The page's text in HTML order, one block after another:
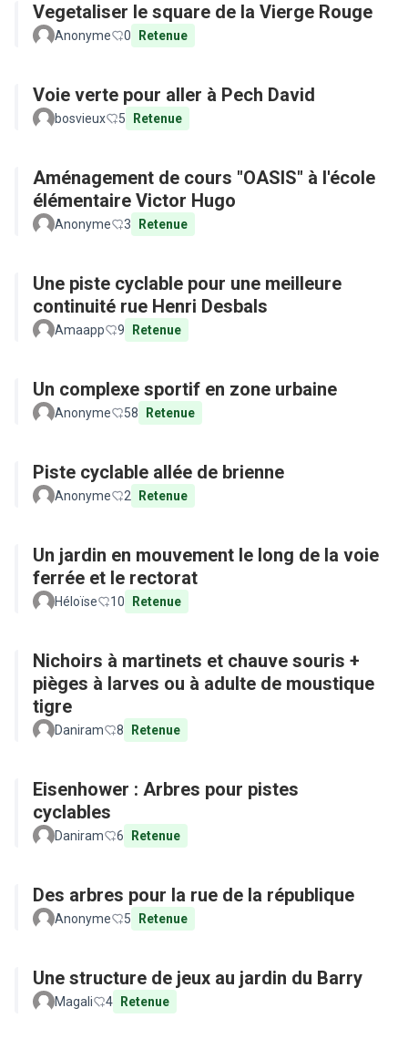
Vegetaliser le square de la Vierge Rouge
Anonyme 0 Retenue
Voie verte pour aller à Pech David
bosvieux 5 Retenue
Aménagement de cours "OASIS" à l'école
élémentaire Victor Hugo
Anonyme 3 Retenue
Une piste cyclable pour une meilleure
continuité rue Henri Desbals
Amaapp 9 Retenue
Un complexe sportif en zone urbaine
Anonyme 58 Retenue
Piste cyclable allée de brienne
Anonyme 2 Retenue
Un jardin en mouvement le long de la voie
ferrée et le rectorat
Héloïse 10 Retenue
Nichoirs à martinets et chauve souris +
pièges à larves ou à adulte de moustique
tigre
Daniram 8 Retenue
Eisenhower : Arbres pour pistes
cyclables
Daniram 6 Retenue
Des arbres pour la rue de la république
Anonyme 5 Retenue
Une structure de jeux au jardin du Barry
Magali 4 Retenue